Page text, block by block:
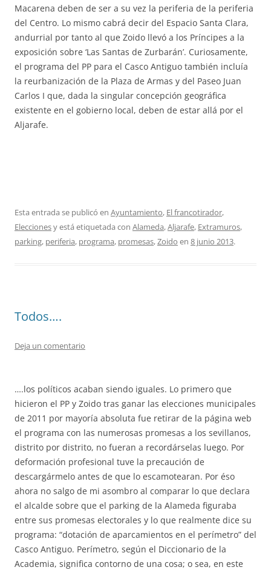
Macarena deben de ser a su vez la periferia de la periferia
del Centro. Lo mismo cabrá decir del Espacio Santa Clara,
andurrial por tanto al que Zoido llevó a los Príncipes a la
exposición sobre ‘Las Santas de Zurbarán’. Curiosamente,
el programa del PP para el Casco Antiguo también incluía
la reurbanización de la Plaza de Armas y del Paseo Juan
Carlos I que, dada la singular concepción geográfica
existente en el gobierno local, deben de estar allá por el
Aljarafe.
Esta entrada se publicó en Ayuntamiento, El francotirador,
Eleccionesy está etiquetada con Alameda,Aljarafe, Extramuros,
parking, periferia, programa, promesas,Zoido en 8 junio 2013.
Todos….
Deja un comentario
….los políticos acaban siendo iguales. Lo primero que
hicieron el PP y Zoido tras ganar las elecciones municipales
de 2011 por mayoría absoluta fue retirar de la página web
el programa con las numerosas promesas a los sevillanos,
distrito por distrito, no fueran a recordárselas luego. Por
deformación profesional tuve la precaución de
descargármelo antes de que lo escamotearan. Por éso
ahora no salgo de mi asombro al comparar lo que declara
el alcalde sobre que el parking de la Alameda figuraba
entre sus promesas electorales y lo que realmente dice su
programa: “dotación de aparcamientos en el perímetro” del
Casco Antiguo. Perímetro, según el Diccionario de la
Academia, significa contorno de una cosa; o sea, en este